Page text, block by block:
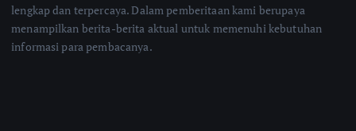
lengkap dan terpercaya. Dalam pemberitaan kami berupaya
menampilkan berita-berita aktual untuk memenuhi kebutuhan
informasi para pembacanya.